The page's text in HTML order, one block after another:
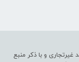
غیرتجاری و با ذکر منبع